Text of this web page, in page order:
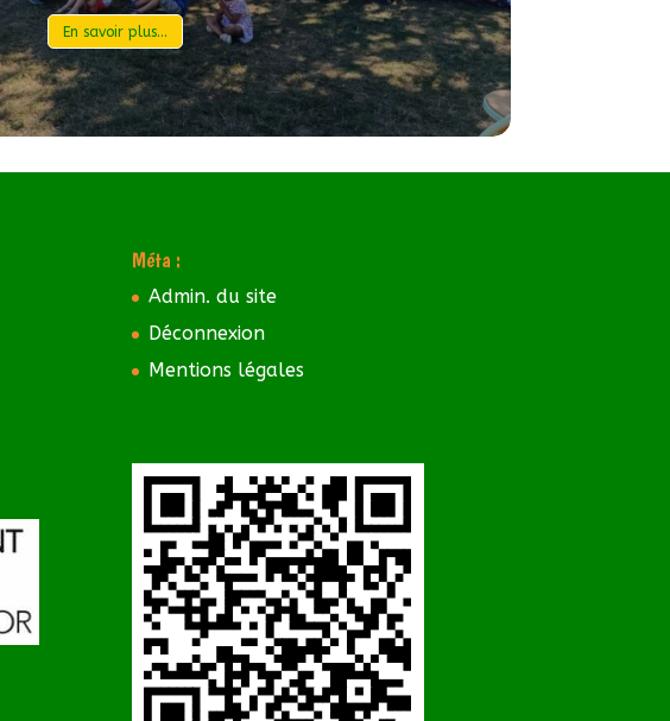
En savoir plus...
Méta :
Admin. du site
Déconnexion
Mentions légales